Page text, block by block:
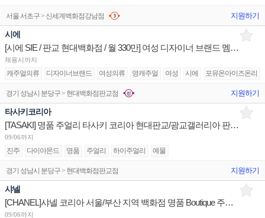
서울 서초구 > 신세계백화점강남점 지원하기
시에
[시에 SIE / 판교 현대백화점 / 월 330만] 여성 디자이너 브랜드 멤버 구인
채용시까지
캐주얼의류 디자이너브랜드 여성의류 영캐주얼 여성 시에 포유온아이즈온리
경기 성남시 분당구 > 현대백화점판교점 지원하기
타사키코리아
[TASAKI] 명품 주얼리 타사키 코리아 현대판교/광교갤러리아 판매사원 채용
09/06까지
진주 다이아몬드 명품 주얼리 하이주얼리 예물
경기 성남시 분당구 > 현대백화점판교점 지원하기
샤넬
[CHANEL]샤넬 코리아 서울/부산 지역 백화점 명품 Boutique 주얼리&와치 어드바이저 채용
09/06까지